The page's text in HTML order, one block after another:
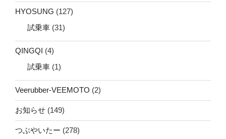
HYOSUNG (127)
試乗車 (31)
QINGQI (4)
試乗車 (1)
Veerubber-VEEMOTO (2)
お知らせ (149)
つぶやいたー (278)